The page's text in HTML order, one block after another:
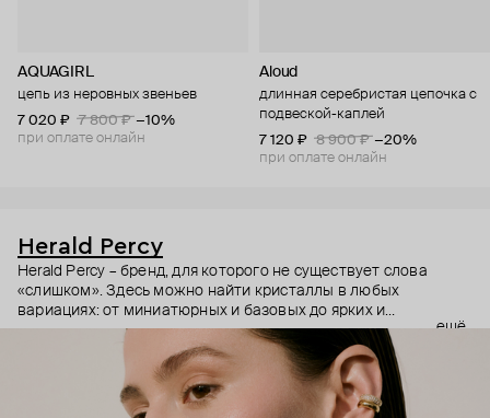
AQUAGIRL
цепь из неровных звеньев
7 020 ₽
7 800 ₽ −10%
при оплате онлайн
Aloud
длинная серебристая цепочка с
подвеской-каплей
7 120 ₽
8 900 ₽ −20%
при оплате онлайн
Herald Percy
Herald Percy – бренд, для которого не существует слова
«слишком». Здесь можно найти кристаллы в любых
вариациях: от миниатюрных и базовых до ярких и
массивных, которые сразу становятся главным элементом
образа. Героиня бренда – девушка из мегаполиса, которой
нужно как минимум 25 часов в сутках, чтобы все успеть, и
внушительный арсенал украшений, чтобы, поменяв серьги,
поехать на вечеринку сразу из офиса.
ещё